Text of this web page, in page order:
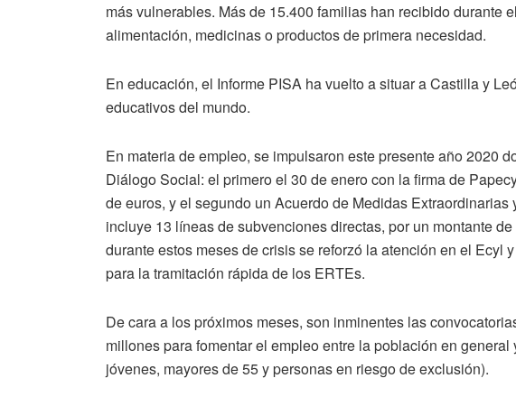
más vulnerables. Más de 15.400 familias han recibido durante
alimentación, medicinas o productos de primera necesidad.
En educación, el Informe PISA ha vuelto a situar a Castilla y
educativos del mundo.
En materia de empleo, se impulsaron este presente año 2020
Diálogo Social: el primero el 30 de enero con la firma de
de euros, y el segundo un Acuerdo de Medidas
incluye 13 líneas de subvenciones directas, por un montante
durante estos meses de crisis se reforzó la atención en el Ecyl
para la tramitación rápida de los ERTEs.
De cara a los próximos meses, son inminentes las
millones para fomentar el empleo entre la población en
jóvenes, mayores de 55 y personas en riesgo de exclusión).